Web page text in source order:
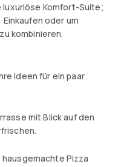
Komfort-Suite;
oder um
kombinieren.
Ideen für ein paar
mit Blick auf den
Pizza